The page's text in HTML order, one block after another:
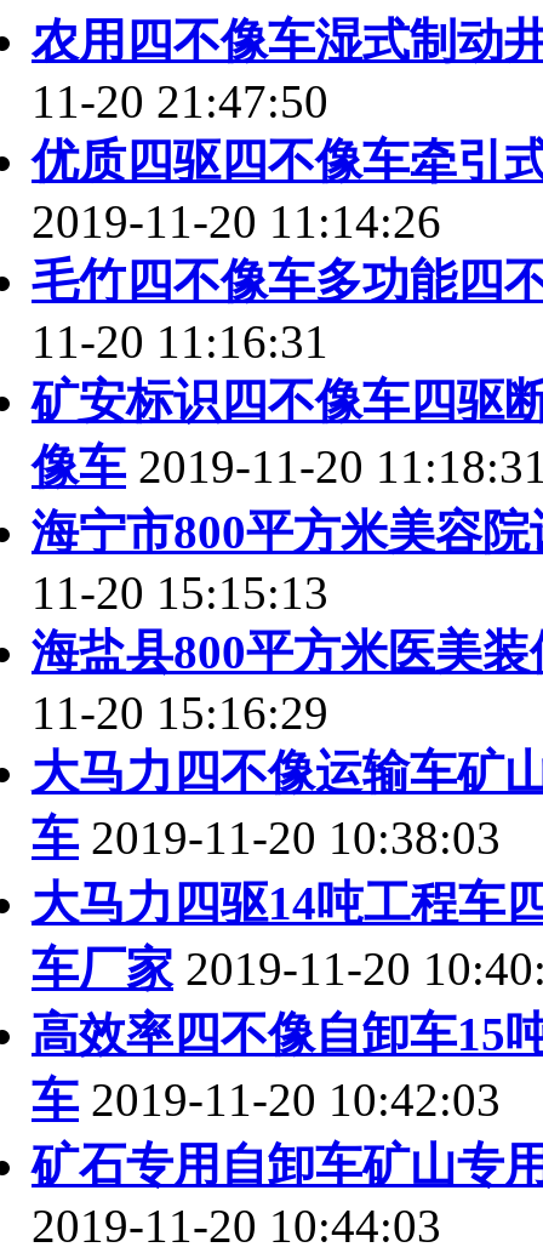
农用四不像车湿式制动
11-20 21:47:50
优质四驱四不像车牵引
2019-11-20 11:14:26
毛竹四不像车多功能四
11-20 11:16:31
矿安标识四不像车四驱
像车 2019-11-20
海宁市800平方米美容
11-20 15:15:13
海盐县800平方米医美
11-20 15:16:29
大马力四不像运输车矿
车 2019-11-20 10:38:03
大马力四驱14吨工程车
车厂家 2019-11-20
高效率四不像自卸车15
车 2019-11-20 10:42:03
矿石专用自卸车矿山专
2019-11-20 10:44:03